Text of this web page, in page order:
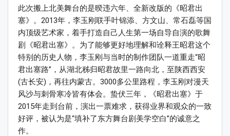
此次搬上北美舞台的是暌违六年、全新改版的《昭君出
塞》。2013年，李玉刚联手叶锦添、方文山、常石磊等国
内顶级艺术家，着手打造自己人生第一场自导自演的歌舞
剧《昭君出塞》。为了能够更好地理解和诠释王昭君这个
特别的历史人物，李玉刚与当时的制作团队一道重走“昭
君出塞路”，从湖北秭归昭君故里一路向北，至陕西西安
(古长安)，再往内蒙古。3000多公里路程，李玉刚对漫天
风沙与刺骨寒冷皆有体会。蛰伏三年，《昭君出塞》于
2015年走到台前，演出一票难求，获得业界和观众的一致
好评，被认为是“填补了东方舞台剧美学空白”的诚意之
作。